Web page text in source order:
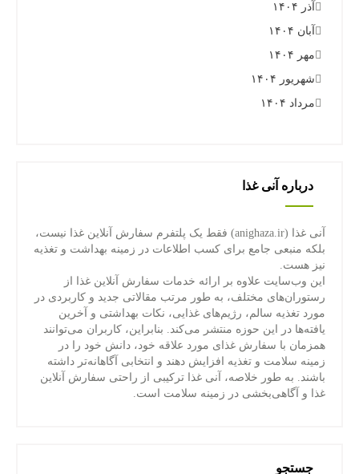
آذر ۱۴۰۴
آبان ۱۴۰۴
مهر ۱۴۰۴
شهریور ۱۴۰۴
مرداد ۱۴۰۴
درباره آنی غذا
آنی غذا (anighaza.ir) فقط یک پلتفرم سفارش آنلاین غذا نیست،
بلکه منبعی جامع برای کسب اطلاعات در زمینه بهداشت و تغذیه
نیز هست.
این وب‌سایت علاوه بر ارائه خدمات سفارش آنلاین غذا از
رستوران‌های مختلف، به طور مرتب مقالاتی جدید و کاربردی در
مورد تغذیه سالم، رژیم‌های غذایی، نکات بهداشتی و آخرین
یافته‌ها در این حوزه منتشر می‌کند. بنابراین، کاربران می‌توانند
همزمان با سفارش غذای مورد علاقه خود، دانش خود را در
زمینه سلامت و تغذیه افزایش دهند و انتخابی آگاهانه‌تر داشته
باشند. به طور خلاصه، آنی غذا ترکیبی از راحتی سفارش آنلاین
غذا و آگاهی‌بخشی در زمینه سلامت است.
جستجو